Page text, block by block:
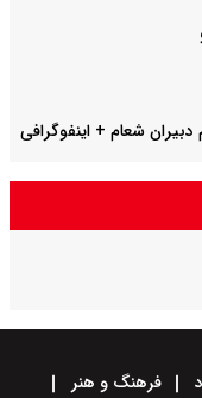
شعام + اینفوگرافی
کرد + عکس
فرهنگ و هنر